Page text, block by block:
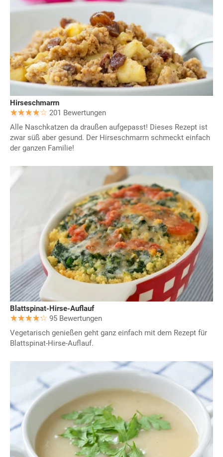
Hirseschmarrn
201 Bewertungen
Alle Naschkatzen da draußen aufgepasst! Dieses Rezept ist
zwar süß aber gesund. Der Hirseschmarrn schmeckt einfach
der ganzen Familie!
Blattspinat-Hirse-Auflauf
95 Bewertungen
Vegetarisch genießen geht ganz einfach mit dem Rezept für
Blattspinat-Hirse-Auflauf.